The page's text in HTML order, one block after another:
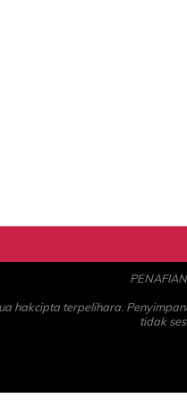
hakcipta terpelihara.
tidak